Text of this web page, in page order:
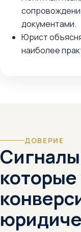
документами.
Юрист
наиболее
ДОВЕРИЕ